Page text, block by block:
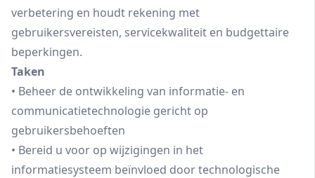
verbetering en houdt rekening met
gebruikersvereisten, servicekwaliteit en budgettaire
beperkingen.
Taken
• Beheer de ontwikkeling van informatie- en
communicatietechnologie gericht op
gebruikersbehoeften
• Bereid u voor op wijzigingen in het
informatiesysteem beïnvloed door technologische